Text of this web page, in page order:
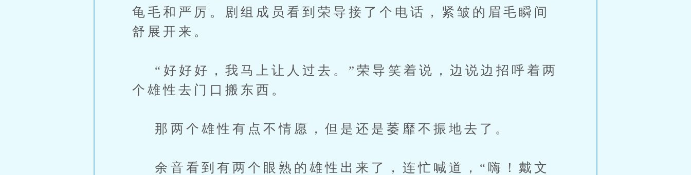
龟毛和严厉。剧组成员看到荣导接了个电话，紧皱的眉毛瞬间
舒展开来。
“好好好，我马上让人过去。”荣导笑着说，边说边招呼着两
个雄性去门口搬东西。
那两个雄性有点不情愿，但是还是萎靡不振地去了。
余音看到有两个眼熟的雄性出来了，连忙喊道，“嗨！戴文